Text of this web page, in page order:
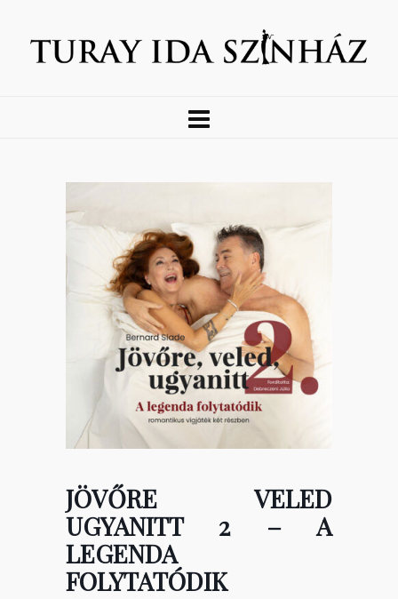
JÖVŐRE VELED
UGYANITT 2 – A
LEGENDA
FOLYTATÓDIK